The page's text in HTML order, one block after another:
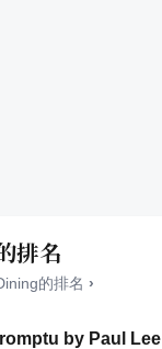
排名
的排名 ›
by Paul Lee